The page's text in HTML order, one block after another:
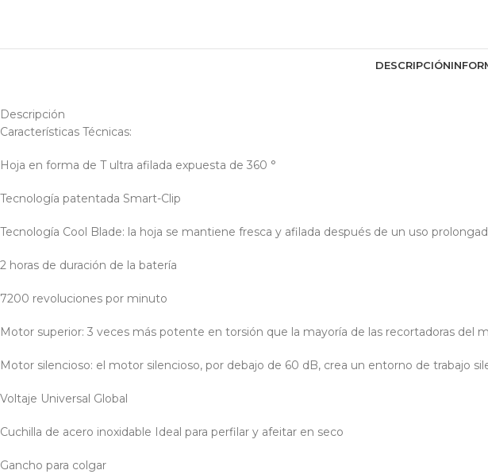
DESCRIPCIÓN
Descripción
Características Técnicas:
Hoja en forma de T ultra afilada expuesta de 360 ​​°
Tecnología patentada Smart-Clip
Tecnología Cool Blade: la hoja se mantiene fresca y afilada después de un uso
2 horas de duración de la batería
7200 revoluciones por minuto
Motor superior: 3 veces más potente en torsión que la mayoría de las recortadoras del
Motor silencioso: el motor silencioso, por debajo de 60 dB, crea un entorno de trabajo
Voltaje Universal Global
Cuchilla de acero inoxidable Ideal para perfilar y afeitar en seco
Gancho para colgar